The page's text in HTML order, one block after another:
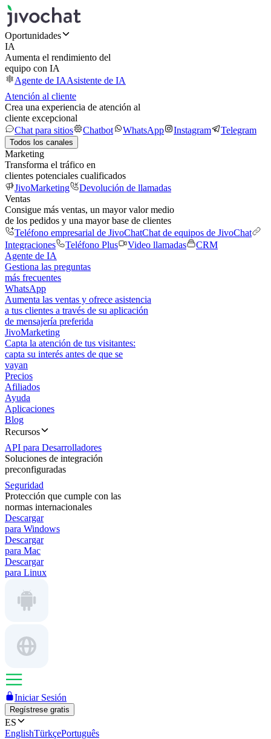
Oportunidades
IA
Aumenta el rendimiento del
equipo con IA
Agente de IAAsistente de IA
Atención al cliente
Crea una experiencia de atención al
cliente excepcional
Chat para sitios
Chatbot WhatsApp Instagram Telegram
Todos los canales
Marketing
Transforma el tráfico en
clientes potenciales cualificados
JivoMarketing
Devolución de llamadas
Ventas
Consigue más ventas, un mayor valor medio
de los pedidos y una mayor base de clientes
Teléfono empresarial de JivoChatChat de equipos de JivoChat
Integraciones
Teléfono Plus Video llamadas
CRM
Agente de IA
Gestiona las preguntas
más frecuentes
WhatsApp
Aumenta las ventas y ofrece asistencia
a tus clientes a través de su aplicación
de mensajería preferida
JivoMarketing
Capta la atención de tus visitantes:
capta su interés antes de que se
vayan
Precios
Afiliados
Ayuda
Aplicaciones
Blog
Recursos
API para Desarrolladores
Soluciones de integración
preconfiguradas
Seguridad
Protección que cumple con las
normas internacionales
Descargar
para Windows
Descargar
para Mac
Descargar
para Linux
Iniciar Sesión
Regístrese gratis
ES
EnglishTürkçePortuguês